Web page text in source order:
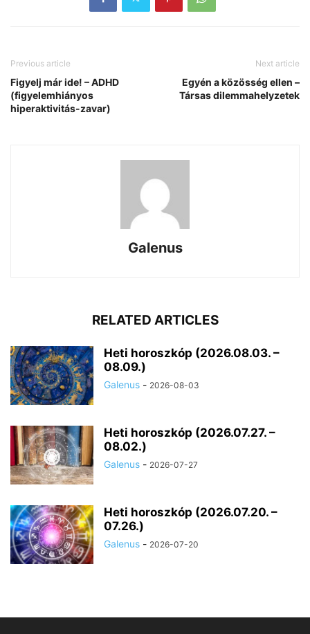
Previous article
Figyelj már ide! – ADHD
(figyelemhiányos
hiperaktivitás-zavar)
Next article
Egyén a közösség ellen –
Társas dilemmahelyzetek
Galenus
RELATED ARTICLES
Heti horoszkóp (2026.08.03. –
08.09.)
Galenus - 2026-08-03
Heti horoszkóp (2026.07.27. –
08.02.)
Galenus - 2026-07-27
Heti horoszkóp (2026.07.20. –
07.26.)
Galenus - 2026-07-20